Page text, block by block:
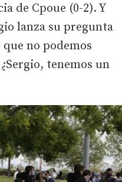
de Cpoue (0-2). Y
lanza su pregunta
no podemos
tenemos un